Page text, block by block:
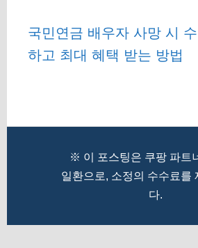
국민연금 배우자 사망 시
하고 최대 혜택 받는 방법
※ 이 포스팅은 쿠팡 파트
일환으로, 소정의 수수료를
다.